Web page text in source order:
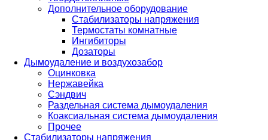
Дополнительное оборудование
Стабилизаторы напряжения
Термостаты комнатные
Ингибиторы
Дозаторы
Дымоудаление и воздухозабор
Оцинковка
Нержавейка
Сэндвич
Раздельная система дымоудаления
Коаксиальная система дымоудаления
Прочее
Стабилизаторы напряжения